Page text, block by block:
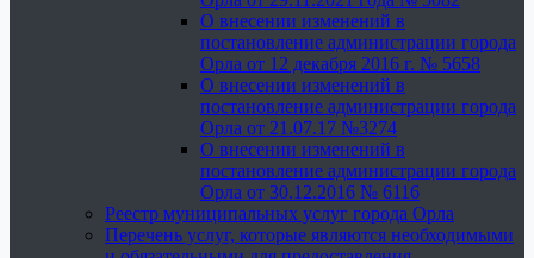
О внесении изменений в
постановление администрации города
Орла от 12 декабря 2016 г. № 5658
О внесении изменений в
постановление администрации города
Орла от 21.07.17 №3274
О внесении изменений в
постановление администрации города
Орла от 30.12.2016 № 6116
Реестр муниципальных услуг города Орла
Перечень услуг, которые являются необходимыми